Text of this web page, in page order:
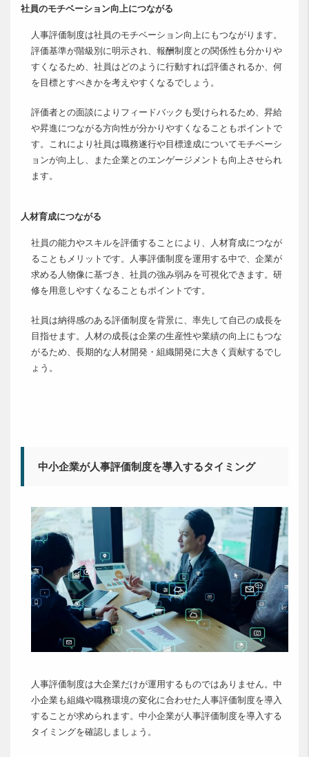
社員のモチベーション向上につながる
人事評価制度は社員のモチベーション向上にもつながります。
評価基準が階級別に明示され、報酬制度との関係性も分かりや
すくなるため、社員はどのように行動すれば評価されるか、何
を目標とすべきかを考えやすくなるでしょう。
評価者との面談によりフィードバックも受けられるため、昇給
や昇進につながる方向性が分かりやすくなることもポイントで
す。これにより社員は職務遂行や目標達成についてモチベーシ
ョンが向上し、また企業とのエンゲージメントも向上させられ
ます。
人材育成につながる
社員の能力やスキルを評価することにより、人材育成につなが
ることもメリットです。人事評価制度を運用する中で、企業が
求める人物像に基づき、社員の強み弱みを可視化できます。研
修を用意しやすくなることもポイントです。
社員は納得感のある評価制度を背景に、率先して自己の成長を
目指せます。人材の成長は企業の生産性や業績の向上にもつな
がるため、長期的な人材開発・組織開発に大きく貢献するでし
ょう。
中小企業が人事評価制度を導入するタイミング
人事評価制度は大企業だけが運用するものではありません。中
小企業も組織や職務環境の変化に合わせた人事評価制度を導入
することが求められます。中小企業が人事評価制度を導入する
タイミングを確認しましょう。